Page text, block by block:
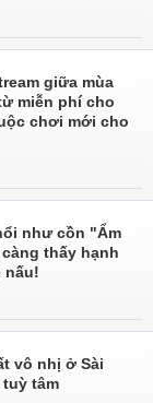
giữa mùa
miễn phí cho
chơi mới cho
như cồn "Ẩm
thấy hạnh
nấu!
vô nhị ở Sài
tâm